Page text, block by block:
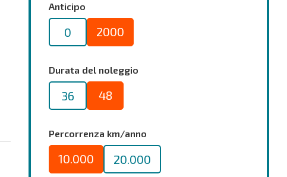
Anticipo
0 2000
Durata del noleggio
36 48
Percorrenza km/anno
10.000 20.000